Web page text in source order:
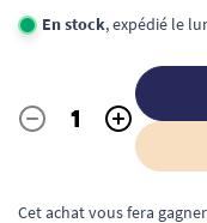
En stock, expédié le
Quantité
- +
Cet achat vous fera